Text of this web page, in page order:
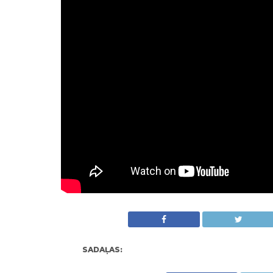
SADAĻAS: